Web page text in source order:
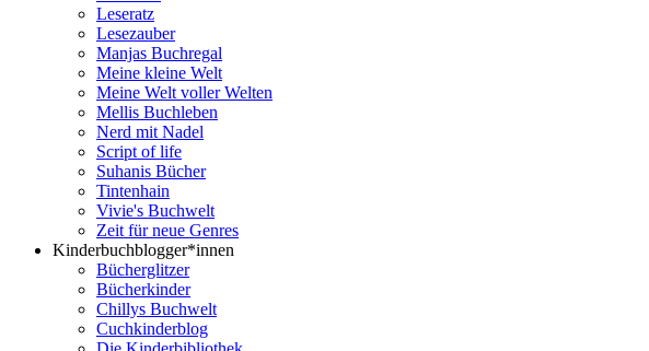
Leseratz
Lesezauber
Manjas Buchregal
Meine kleine Welt
Meine Welt voller Welten
Mellis Buchleben
Nerd mit Nadel
Script of life
Suhanis Bücher
Tintenhain
Vivie's Buchwelt
Zeit für neue Genres
Kinderbuchblogger*innen
Bücherglitzer
Bücherkinder
Chillys Buchwelt
Cuchkinderblog